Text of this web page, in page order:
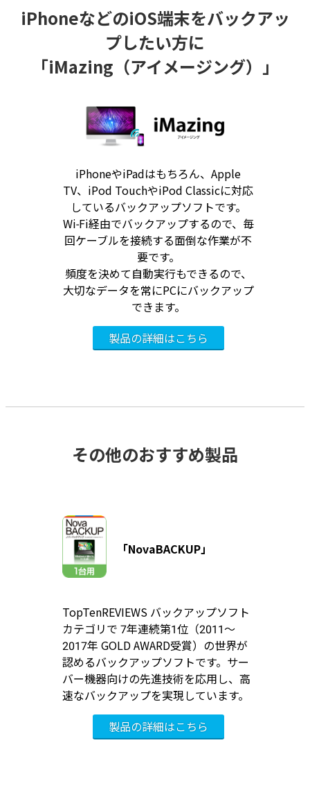
iPhoneなどのiOS端末をバックアッ
プしたい方に
「iMazing（アイメージング）」
iPhoneやiPadはもちろん、Apple
TV、iPod TouchやiPod Classicに対応
しているバックアップソフトです。
Wi-Fi経由でバックアップするので、毎
回ケーブルを接続する面倒な作業が不
要です。
頻度を決めて自動実行もできるので、
大切なデータを常にPCにバックアップ
できます。
その他のおすすめ製品
「NovaBACKUP」
TopTenREVIEWS バックアップソフト
カテゴリで 7年連続第1位（2011～
2017年 GOLD AWARD受賞）の世界が
認めるバックアップソフトです。サー
バー機器向けの先進技術を応用し、高
速なバックアップを実現しています。